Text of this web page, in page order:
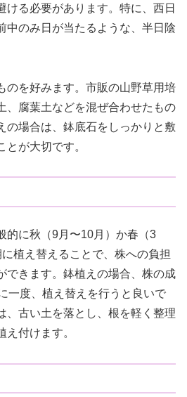
ける必要があります。特に、西日
中のみ日が当たるような、半日陰
のを好みます。市販の山野草用培
、腐葉土などを混ぜ合わせたもの
の場合は、鉢底石をしっかりと敷
とが大切です。
的に秋（9月〜10月）か春（3
植え替えることで、株への負担
できます。鉢植えの場合、株の成
一度、植え替えを行うと良いで
、古い土を落とし、根を軽く整理
え付けます。